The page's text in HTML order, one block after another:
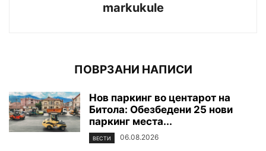
markukule
ПОВРЗАНИ НАПИСИ
Нов паркинг во центарот на
Битола: Обезбедени 25 нови
паркинг места...
ВЕСТИ 06.08.2026